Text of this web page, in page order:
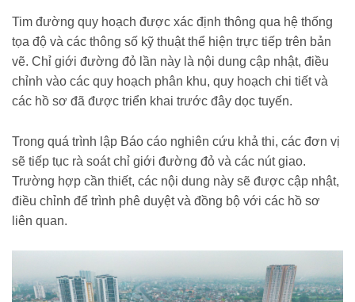
Tim đường quy hoạch được xác định thông qua hệ thống
tọa độ và các thông số kỹ thuật thể hiện trực tiếp trên bản
vẽ. Chỉ giới đường đỏ lần này là nội dung cập nhật, điều
chỉnh vào các quy hoạch phân khu, quy hoạch chi tiết và
các hồ sơ đã được triển khai trước đây dọc tuyến.
Trong quá trình lập Báo cáo nghiên cứu khả thi, các đơn vị
sẽ tiếp tục rà soát chỉ giới đường đỏ và các nút giao.
Trường hợp cần thiết, các nội dung này sẽ được cập nhật,
điều chỉnh để trình phê duyệt và đồng bộ với các hồ sơ
liên quan.